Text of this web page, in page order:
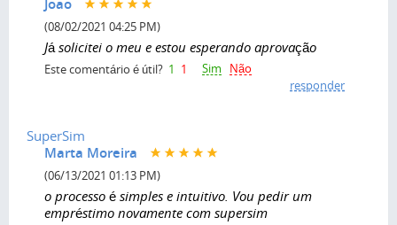
Joao
(08/02/2021 04:25 PM)
Já solicitei o meu e estou esperando aprovação
Este comentário é útil? 1 1 Sim
Não
responder
SuperSim
Marta Moreira
(06/13/2021 01:13 PM)
o processo é simples e intuitivo. Vou pedir um
empréstimo novamente com supersim